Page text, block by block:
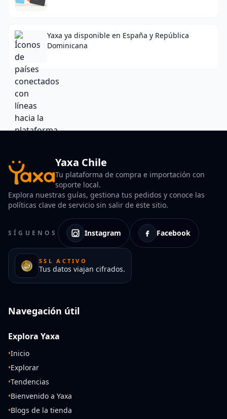
Yaxa ya disponible en España y República
Dominicana
Yaxa Chile
Tu plataforma de compra e importación con
soporte local.
Explora nuestras guías, gestiona tus pedidos y conoce las
políticas clave de servicio sin salir de este sitio.
SÍGUENOS Instagram Facebook
SSL ACTIVO
Tus datos viajan cifrados.
Navegación útil
Explora Yaxa
•Inicio
•Explorar
•Tendencias
•Bienvenido a Yaxa
•Blogs de la tienda